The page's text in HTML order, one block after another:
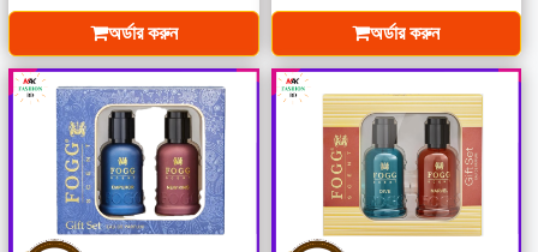
অর্ডার করুন
অর্ডার করুন